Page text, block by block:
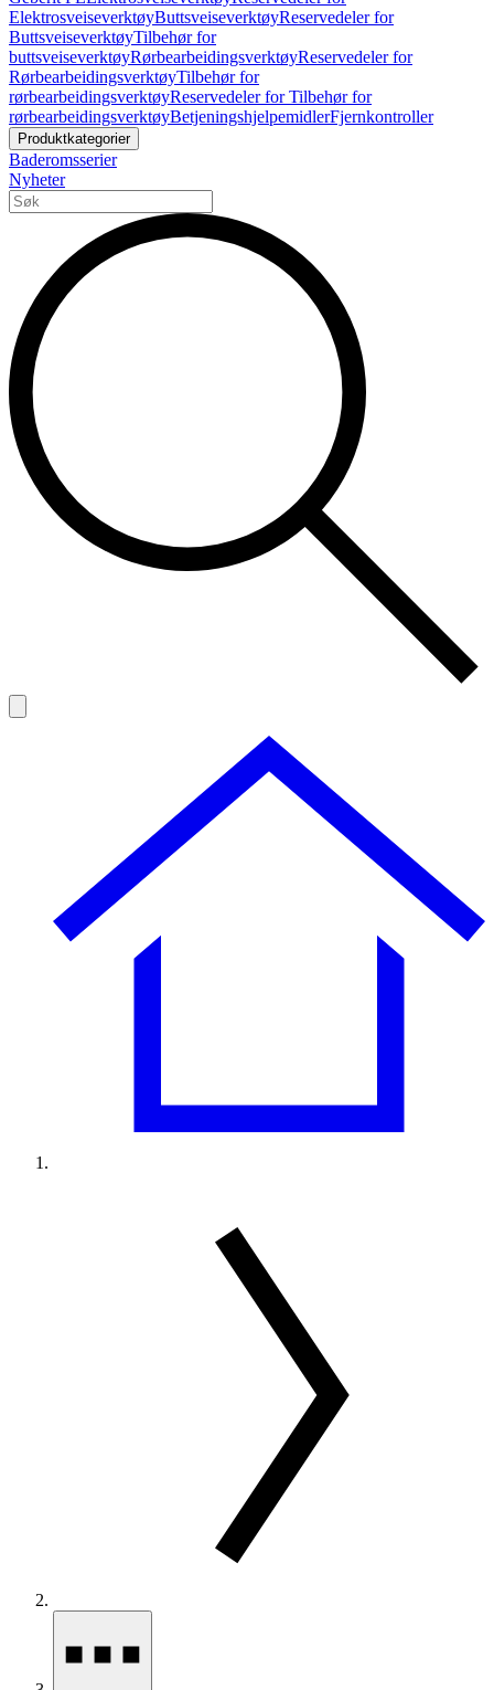
ElektrosveiseverktøyButtsveiseverktøyReservedeler for
ButtsveiseverktøyTilbehør for
buttsveiseverktøyRørbearbeidingsverktøyReservedeler for
RørbearbeidingsverktøyTilbehør for
rørbearbeidingsverktøyReservedeler for Tilbehør for
rørbearbeidingsverktøyBetjeningshjelpemidlerFjernkontroller
Produktkategorier
Baderomsserier
Nyheter